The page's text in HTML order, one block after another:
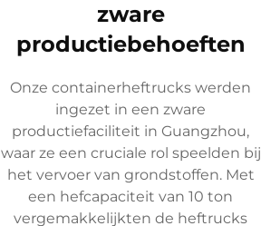
zware
productiebehoeften
Onze containerheftrucks werden
ingezet in een zware
productiefaciliteit in Guangzhou,
waar ze een cruciale rol speelden bij
het vervoer van grondstoffen. Met
een hefcapaciteit van 10 ton
vergemakkelijkten de heftrucks